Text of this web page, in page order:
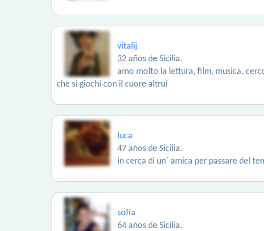
vitalij
32 años de Sicilia.
amo molto la lettura, film, musica.
che si giochi con il cuore altrui
luca
47 años de Sicilia.
in cerca di un´ amica per passare del
sofia
64 años de Sicilia.